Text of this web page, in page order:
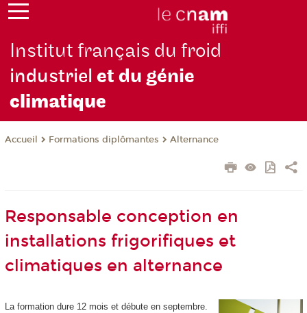
Institut français du froid
industrielet du génie
climatique
Accueil Formations diplômantes Alternance
Responsable conception en
installations frigorifiques et
climatiques en alternance
La formation dure 12 mois et débute en septembre.